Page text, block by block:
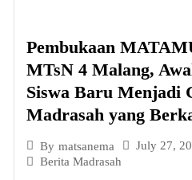
Pembukaan
MTsN 4 Malang,
Siswa Baru Menjadi
Madrasah yang
By matsanema
July 27,
Berita Madrasah